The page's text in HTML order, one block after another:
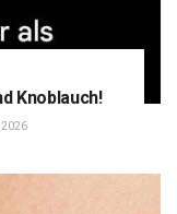
Knoblauch!
2026